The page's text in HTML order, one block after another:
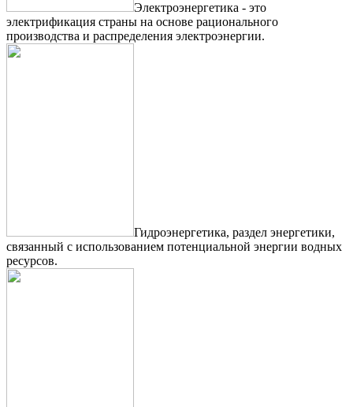
Электроэнергетика - это
электрификация страны на основе рационального
производства и распределения электроэнергии.
Гидроэнергетика, раздел энергетики,
связанный с использованием потенциальной энергии водных
ресурсов.